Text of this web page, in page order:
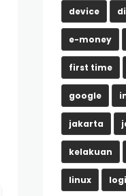
device
e-money
first time
google
jakarta
kelakuan
linux